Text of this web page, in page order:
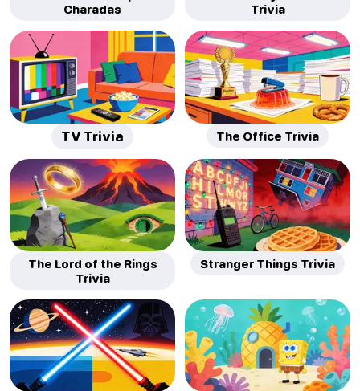
Charadas
Trivia
TV Trivia The Office Trivia
The Lord of the Rings
Trivia
Stranger Things Trivia